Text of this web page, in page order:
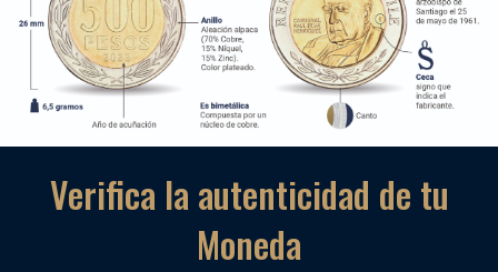
Verifica la autenticidad de tu
Moneda